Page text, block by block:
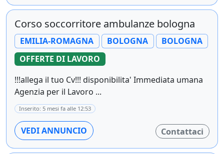
Corso soccorritore ambulanze bologna
EMILIA-ROMAGNA BOLOGNA
BOLOGNA
OFFERTE DI LAVORO
!!!allega il tuo Cv!!! disponibilita' Immediata umana
Agenzia per il Lavoro ...
Inserito: 5 mesi fa alle 12:53
VEDI ANNUNCIO Contattaci